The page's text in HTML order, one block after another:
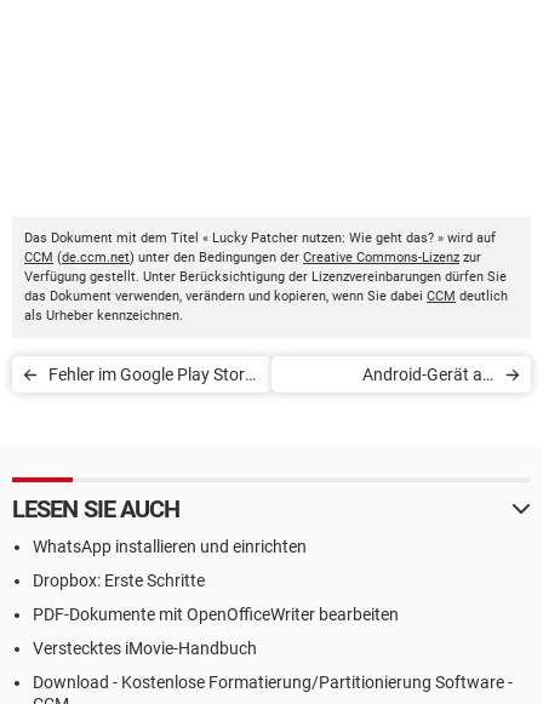
Das Dokument mit dem Titel « Lucky Patcher nutzen: Wie geht das? » wird auf
CCM (de.ccm.net) unter den Bedingungen der Creative Commons-Lizenz zur
Verfügung gestellt. Unter Berücksichtigung der Lizenzvereinbarungen dürfen Sie
das Dokument verwenden, verändern und kopieren, wenn Sie dabei CCM deutlich
als Urheber kennzeichnen.
Fehler im Google Play Store
Android-Gerät als
LESEN SIE AUCH
WhatsApp installieren und einrichten
Dropbox: Erste Schritte
PDF-Dokumente mit OpenOfficeWriter bearbeiten
Verstecktes iMovie-Handbuch
Download - Kostenlose Formatierung/Partitionierung Software -